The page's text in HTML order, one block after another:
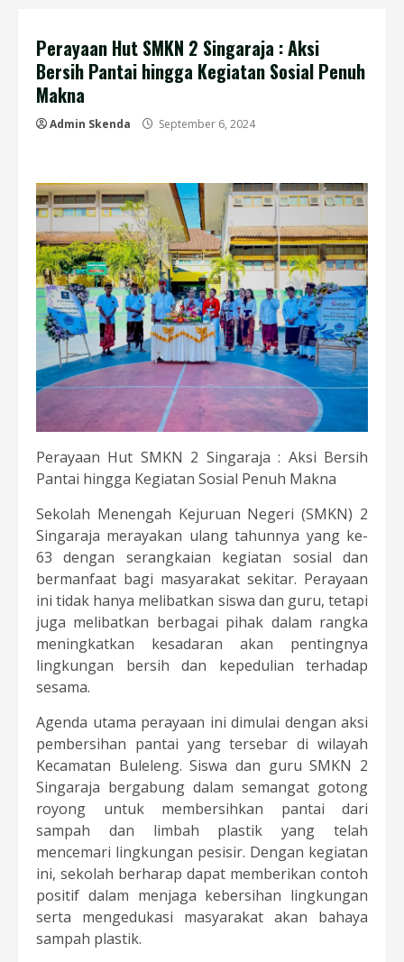
Perayaan Hut SMKN 2 Singaraja : Aksi
Bersih Pantai hingga Kegiatan Sosial Penuh
Makna
Admin Skenda September 6, 2024
Perayaan Hut SMKN 2 Singaraja : Aksi Bersih
Pantai hingga Kegiatan Sosial Penuh Makna
Sekolah Menengah Kejuruan Negeri (SMKN) 2
Singaraja merayakan ulang tahunnya yang ke-
63 dengan serangkaian kegiatan sosial dan
bermanfaat bagi masyarakat sekitar. Perayaan
ini tidak hanya melibatkan siswa dan guru, tetapi
juga melibatkan berbagai pihak dalam rangka
meningkatkan kesadaran akan pentingnya
lingkungan bersih dan kepedulian terhadap
sesama.
Agenda utama perayaan ini dimulai dengan aksi
pembersihan pantai yang tersebar di wilayah
Kecamatan Buleleng. Siswa dan guru SMKN 2
Singaraja bergabung dalam semangat gotong
royong untuk membersihkan pantai dari
sampah dan limbah plastik yang telah
mencemari lingkungan pesisir. Dengan kegiatan
ini, sekolah berharap dapat memberikan contoh
positif dalam menjaga kebersihan lingkungan
serta mengedukasi masyarakat akan bahaya
sampah plastik.